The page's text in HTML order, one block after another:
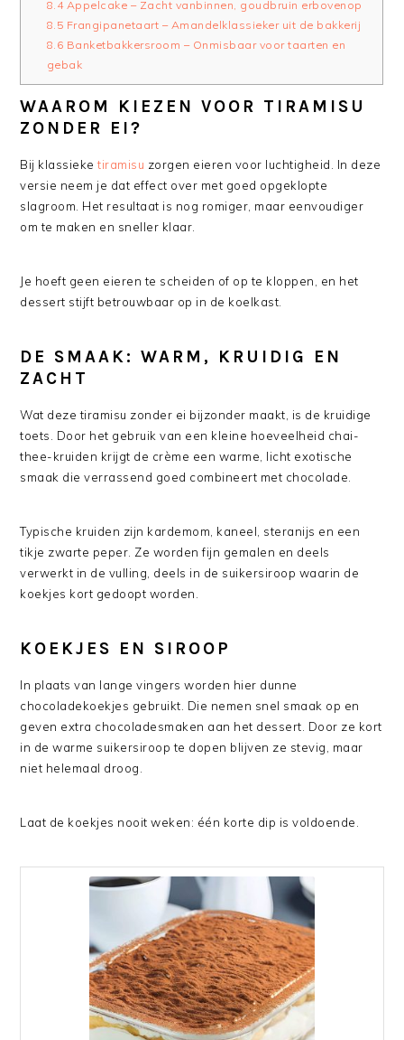
8.4Appelcake – Zacht vanbinnen, goudbruin erbovenop
8.5 Frangipanetaart – Amandelklassieker uit de bakkerij
8.6 Banketbakkersroom – Onmisbaar voor taarten en
gebak
WAAROM KIEZEN VOOR TIRAMISU
ZONDER EI?
Bij klassieketiramisu zorgen eieren voor luchtigheid. In deze
versie neem je dat effect over met goed opgeklopte
slagroom. Het resultaat is nog romiger, maar eenvoudiger
om te maken en sneller klaar.
Je hoeft geen eieren te scheiden of op te kloppen, en het
dessert stijft betrouwbaar op in de koelkast.
DE SMAAK: WARM, KRUIDIG EN
ZACHT
Wat deze tiramisu zonder ei bijzonder maakt, is de kruidige
toets. Door het gebruik van een kleine hoeveelheid chai-
thee-kruiden krijgt de crème een warme, licht exotische
smaak die verrassend goed combineert met chocolade.
Typische kruiden zijn kardemom, kaneel, steranijs en een
tikje zwarte peper. Ze worden fijn gemalen en deels
verwerkt in de vulling, deels in de suikersiroop waarin de
koekjes kort gedoopt worden.
KOEKJES EN SIROOP
In plaats van lange vingers worden hier dunne
chocoladekoekjes gebruikt. Die nemen snel smaak op en
geven extra chocoladesmaken aan het dessert. Door ze kort
in de warme suikersiroop te dopen blijven ze stevig, maar
niet helemaal droog.
Laat de koekjes nooit weken: één korte dip is voldoende.